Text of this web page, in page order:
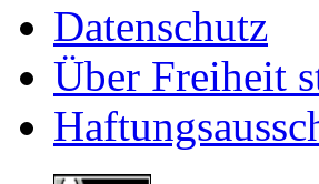
Datenschutz
Über Freiheit